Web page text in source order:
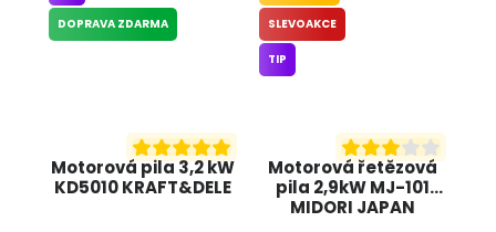
Motorová pila 3,2 kW
KD5010 KRAFT&DELE
DOPRAVA ZDARMA
Motorová řetězová
pila 2,9kW MJ-101
MIDORI JAPAN
SLEVOAKCE
TIP